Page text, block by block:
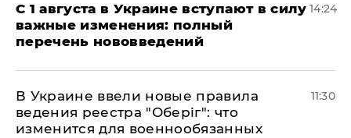
С 1 августа в Украине вступают в силу
важные изменения: полный
перечень нововведений
14:24
В Украине ввели новые правила
ведения реестра "Оберіг": что
изменится для военнообязанных
11:30